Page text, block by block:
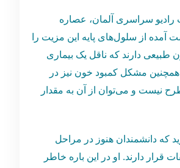
سراسری آلمان، عصاره
آمده از سلول‌های پایه این مزیت را
طبیعی دارند که ناقل یک بیماری
همچنین مشکل کمبود خون نیز در
نیست و می‌توان از آن به مقدار
که دانشمندان هنوز در مراحل
قرار دارند. او در این باره خاطر